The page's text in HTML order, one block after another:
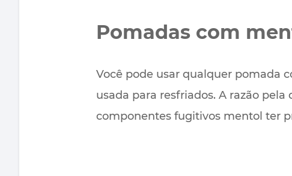
Pomadas com
Você pode usar qualquer pomada
usada para resfriados. A razão
componentes fugitivos mentol ter